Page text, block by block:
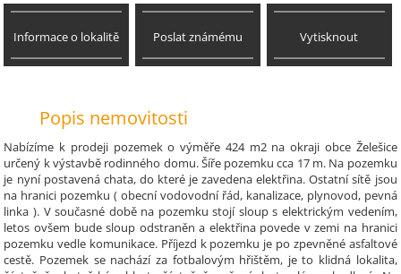
Informace o lokalitě Poslat známému Vytisknout
Popis nemovitosti
Nabízíme k prodeji pozemek o výměře 424 m2 na okraji obce Želešice
určený k výstavbě rodinného domu. Šíře pozemku cca 17 m. Na pozemku
je nyní postavená chata, do které je zavedena elektřina. Ostatní sítě jsou
na hranici pozemku ( obecní vodovodní řád, kanalizace, plynovod, pevná
linka ). V současné době na pozemku stojí sloup s elektrickým vedením,
letos ovšem bude sloup odstraněn a elektřina povede v zemi na hranici
pozemku vedle komunikace. Příjezd k pozemku je po zpevněné asfaltové
cestě. Pozemek se nachází za fotbalovým hřištěm, je to klidná lokalita,